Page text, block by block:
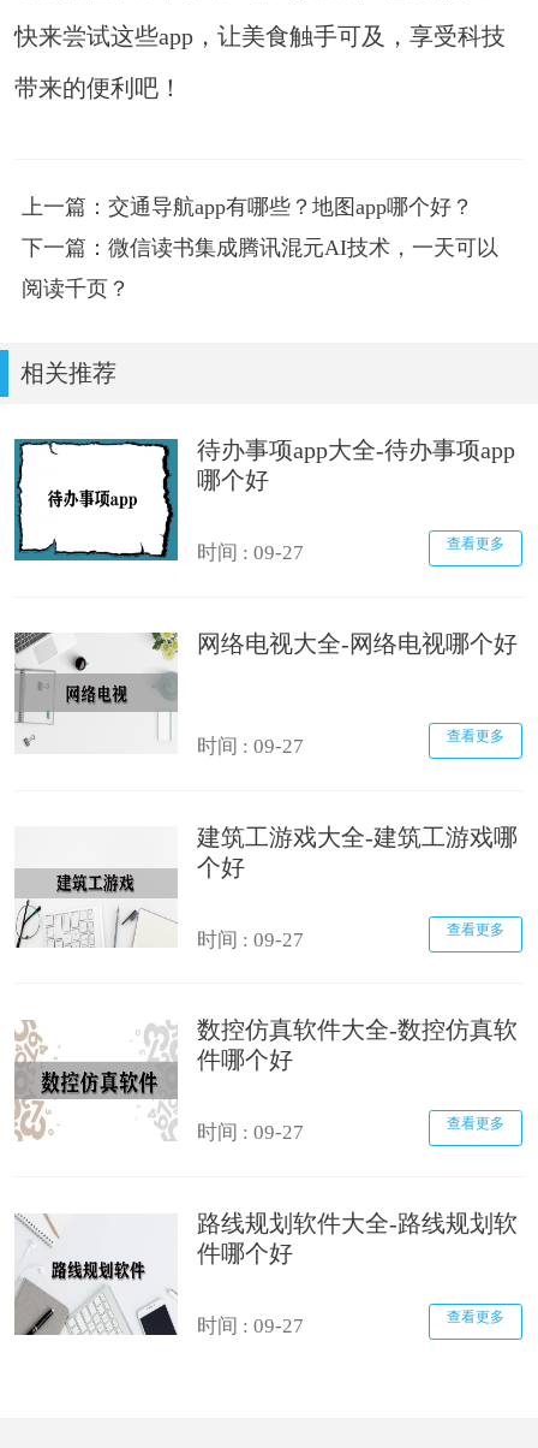
快来尝试这些app，让美食触手可及，享受科技
带来的便利吧！
上一篇：交通导航app有哪些？地图app哪个好？
下一篇：微信读书集成腾讯混元AI技术，一天可以
阅读千页？
相关推荐
待办事项app大全-待办事项app
哪个好
时间 : 09-27 查看更多
网络电视大全-网络电视哪个好
时间 : 09-27 查看更多
建筑工游戏大全-建筑工游戏哪
个好
时间 : 09-27 查看更多
数控仿真软件大全-数控仿真软
件哪个好
时间 : 09-27 查看更多
路线规划软件大全-路线规划软
件哪个好
时间 : 09-27 查看更多